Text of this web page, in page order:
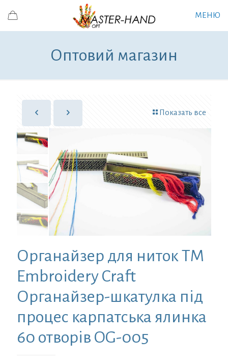
МЕНЮ
Оптовий магазин
Показать все
Органайзер для ниток ТМ
Embroidery Craft
Органайзер-шкатулка під
процес карпатська ялинка
60 отворів OG-005